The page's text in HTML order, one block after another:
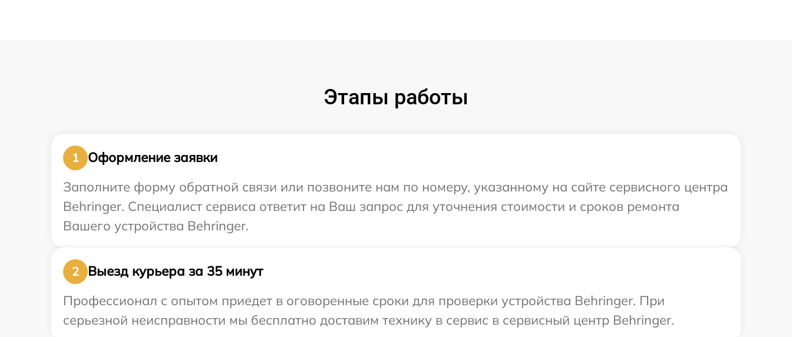
Этапы работы
1
Оформление заявки
Заполните форму обратной связи или позвоните нам по номеру, указанному на сайте сервисного центра
Behringer. Специалист сервиса ответит на Ваш запрос для уточнения стоимости и сроков ремонта
Вашего устройства Behringer.
2
Выезд курьера за 35 минут
Профессионал с опытом приедет в оговоренные сроки для проверки устройства Behringer. При
серьезной неисправности мы бесплатно доставим технику в сервис в сервисный центр Behringer.